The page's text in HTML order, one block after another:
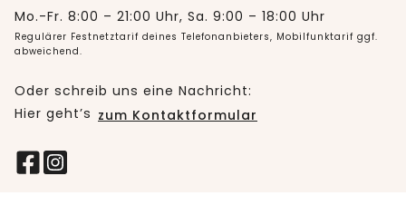
Mo.-Fr. 8:00 – 21:00 Uhr, Sa. 9:00 – 18:00 Uhr
Regulärer Festnetztarif deines Telefonanbieters, Mobilfunktarif ggf.
abweichend.
Oder schreib uns eine Nachricht:
Hier geht’s zum Kontaktformular